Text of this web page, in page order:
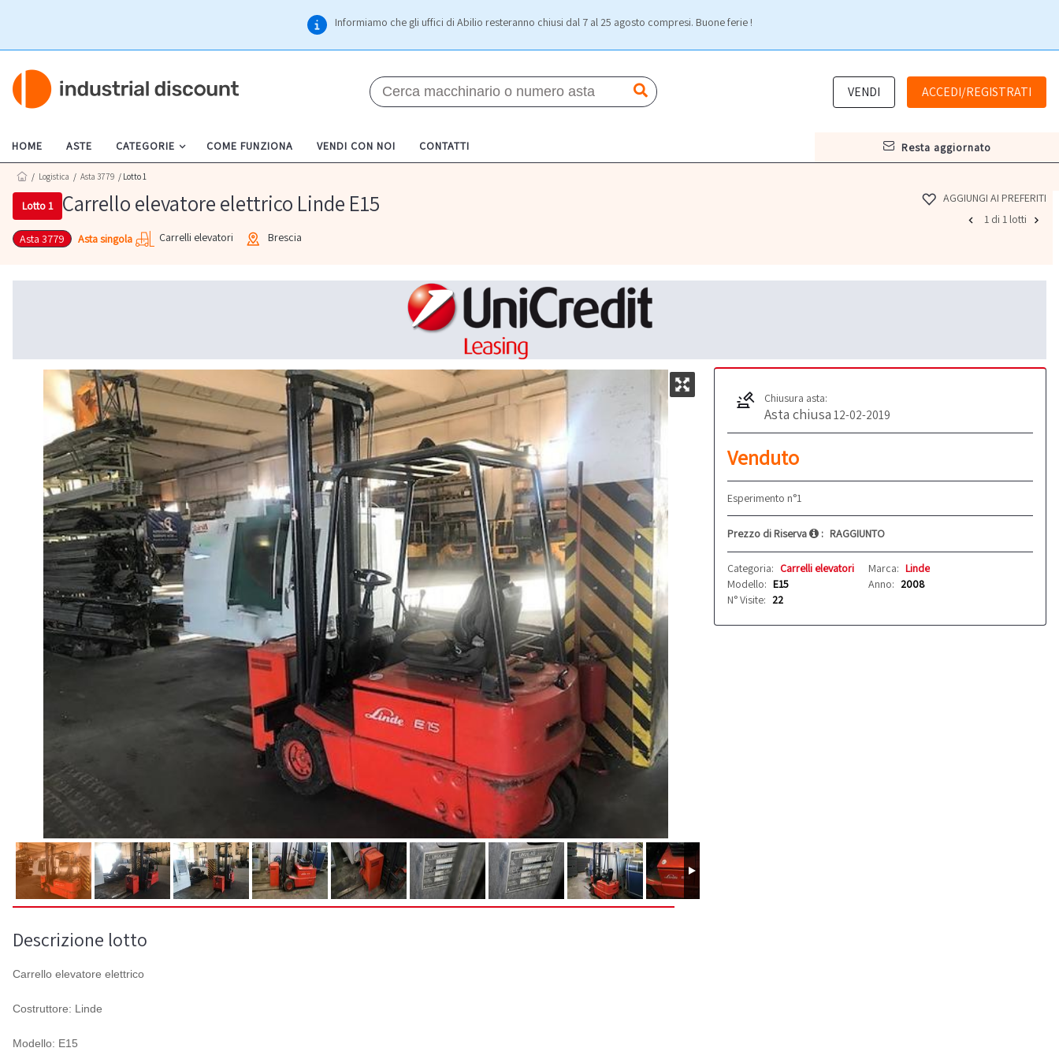
Informiamo che gli uffici di Abilio resteranno chiusi dal 7 al 25 agosto compresi. Buone ferie !
VENDI ACCEDI/REGISTRATI
HOME ASTE CATEGORIE COME FUNZIONA VENDI CON NOI CONTATTI resta aggiornato
/ Logistica / Asta 3779 / Lotto 1
Lotto 1 Carrello elevatore elettrico Linde E15
Asta 3779 Asta singola Carrelli elevatori Brescia
AGGIUNGI AI PREFERITI
1 di 1 lotti
Chiusura asta:
Asta chiusa 12-02-2019
Venduto
Esperimento n°1
Prezzo di Riserva : RAGGIUNTO
Categoria: Carrelli elevatori Marca: Linde
Modello: E15 Anno: 2008
N° Visite: 22
Descrizione lotto
Carrello elevatore elettrico
Costruttore: Linde
Modello: E15